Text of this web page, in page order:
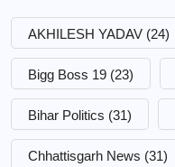
AKHILESH YADAV (24)
Bigg Boss 19 (23)
Bihar Politics (31)
Chhattisgarh News (31)